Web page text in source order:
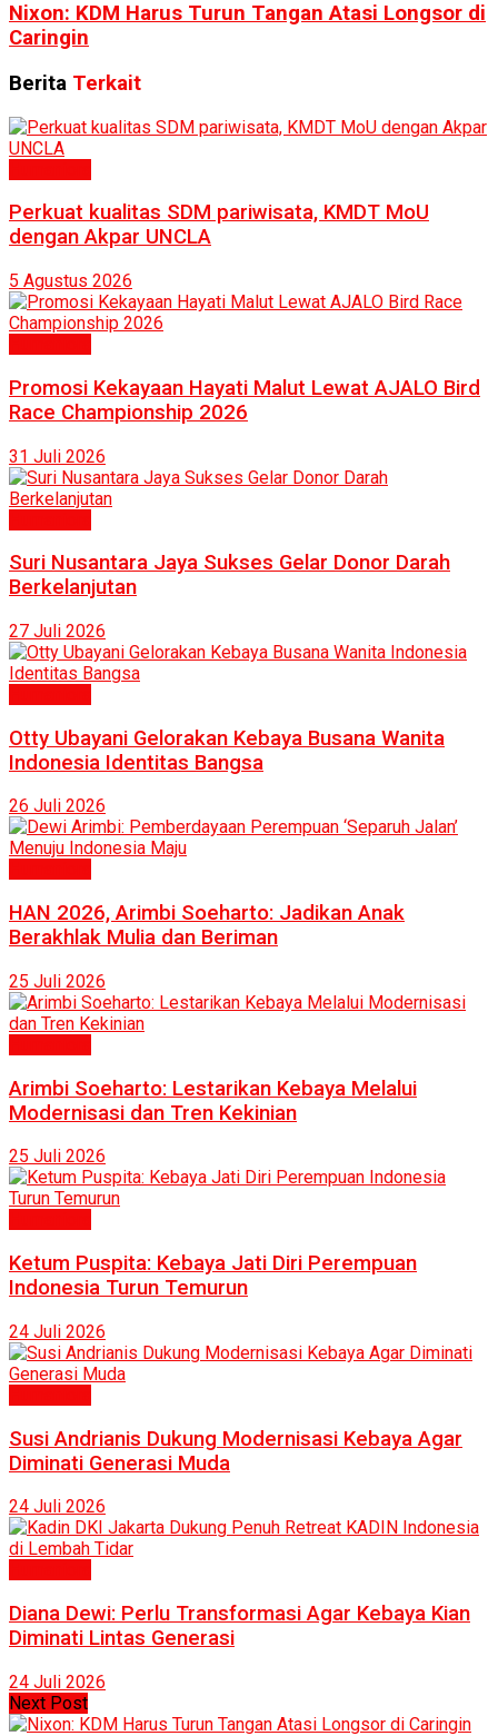
Nixon: KDM Harus Turun Tangan Atasi Longsor di
Caringin
Berita Terkait
Perkuat kualitas SDM pariwisata, KMDT MoU
dengan Akpar UNCLA
5 Agustus 2026
Promosi Kekayaan Hayati Malut Lewat AJALO Bird
Race Championship 2026
31 Juli 2026
Suri Nusantara Jaya Sukses Gelar Donor Darah
Berkelanjutan
27 Juli 2026
Otty Ubayani Gelorakan Kebaya Busana Wanita
Indonesia Identitas Bangsa
26 Juli 2026
HAN 2026, Arimbi Soeharto: Jadikan Anak
Berakhlak Mulia dan Beriman
25 Juli 2026
Arimbi Soeharto: Lestarikan Kebaya Melalui
Modernisasi dan Tren Kekinian
25 Juli 2026
Ketum Puspita: Kebaya Jati Diri Perempuan
Indonesia Turun Temurun
24 Juli 2026
Susi Andrianis Dukung Modernisasi Kebaya Agar
Diminati Generasi Muda
24 Juli 2026
Diana Dewi: Perlu Transformasi Agar Kebaya Kian
Diminati Lintas Generasi
24 Juli 2026
Next Post